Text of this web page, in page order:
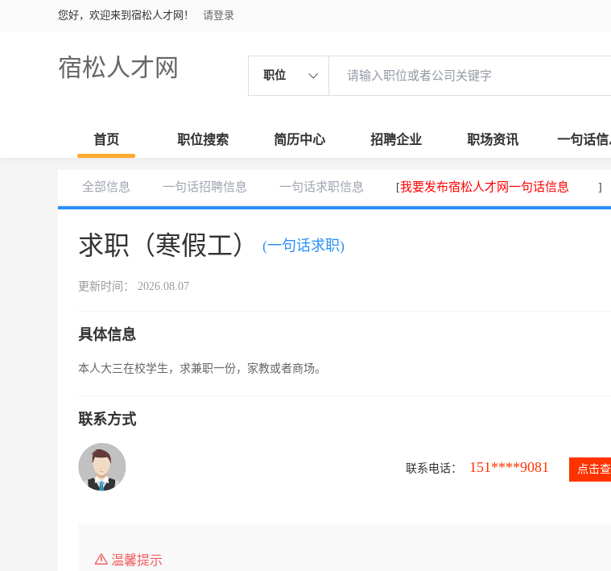
您好，欢迎来到宿松人才网！ 请登录
宿松人才网 职位
首页 职位搜索 简历中心 招聘企业 职场资讯 一句话信
全部信息 一句话招聘信息 一句话求职信息 [我要发布宿松人才网一句话信息 ]
求职（寒假工） (一句话求职)
更新时间： 2026.08.07
具体信息
本人大三在校学生，求兼职一份，家教或者商场。
联系方式
联系电话： 151****9081 点击
温馨提示